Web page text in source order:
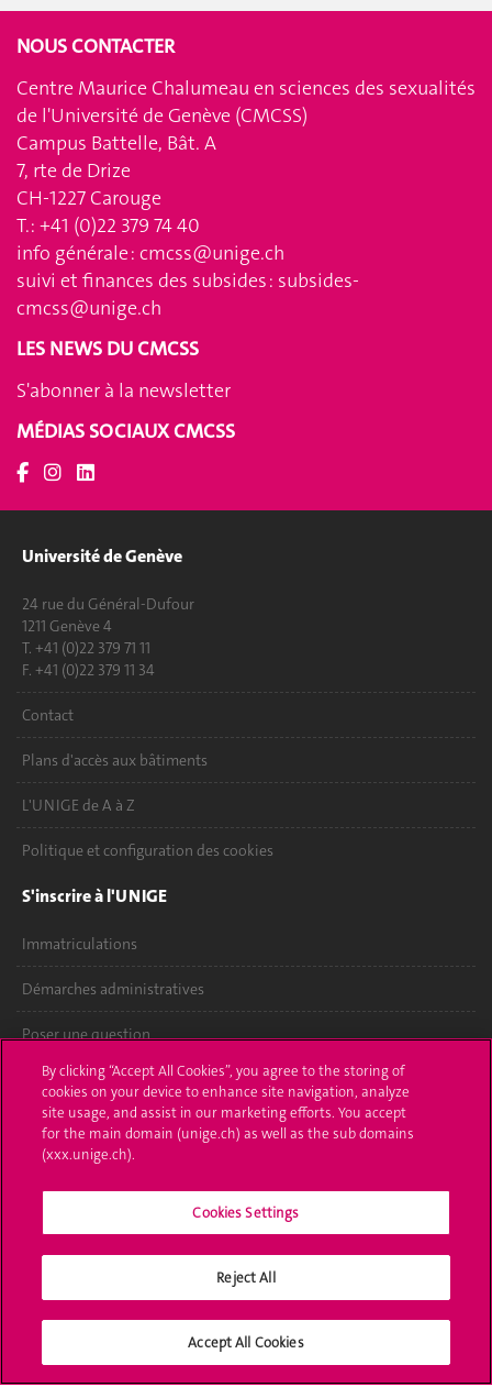
NOUS CONTACTER
Centre Maurice Chalumeau en sciences des sexualités
de l'Université de Genève (CMCSS)
Campus Battelle, Bât. A
7, rte de Drize
CH-1227 Carouge
T.: +41 (0)22 379 74 40
info générale : cmcss@unige.ch
suivi et finances des subsides : subsides-
cmcss@unige.ch
LES NEWS DU CMCSS
S'abonner à la newsletter
MÉDIAS SOCIAUX CMCSS
Université de Genève
24 rue du Général-Dufour
1211 Genève 4
T. +41 (0)22 379 71 11
F. +41 (0)22 379 11 34
Contact
Plans d'accès aux bâtiments
L'UNIGE de A à Z
Politique et configuration des cookies
S'inscrire à l'UNIGE
Immatriculations
Démarches administratives
Poser une question
L'UNIGE vous informe
UNIGE Mobile
Bibliothèque
Médias sociaux UNIGE
By clicking “Accept All Cookies”, you agree to the storing of
cookies on your device to enhance site navigation, analyze
site usage, and assist in our marketing efforts. You accept
for the main domain (unige.ch) as well as the sub domains
(xxx.unige.ch).
Cookies Settings
Reject All
Accept All Cookies